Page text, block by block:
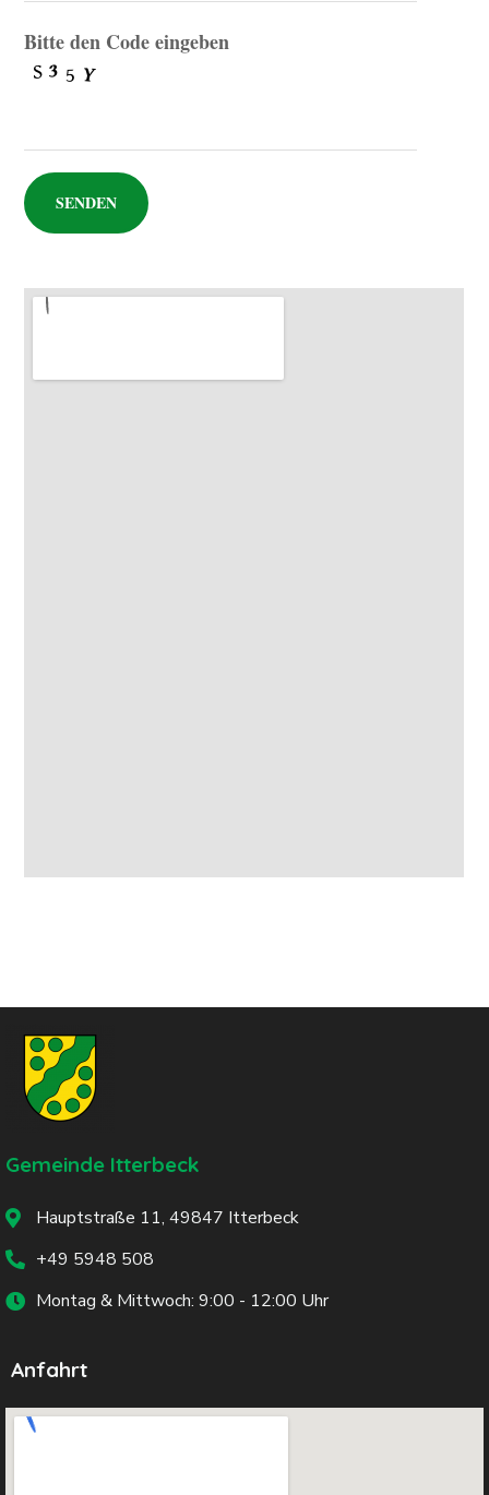
Bitte den Code eingeben
Gemeinde Itterbeck
Hauptstraße 11, 49847 Itterbeck
+49 5948 508
Montag & Mittwoch: 9:00 - 12:00 Uhr
Anfahrt